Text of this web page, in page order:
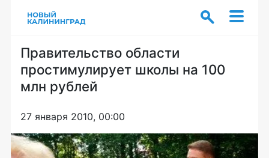
Правительство области
простимулирует школы на 100
млн рублей
27 января 2010, 00:00